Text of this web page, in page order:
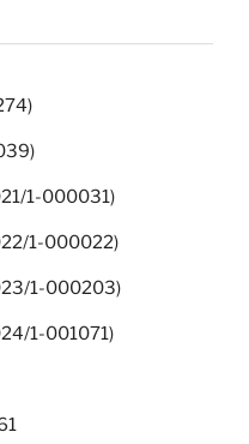
1-000031)
1-000022)
1-000203)
1-001071)